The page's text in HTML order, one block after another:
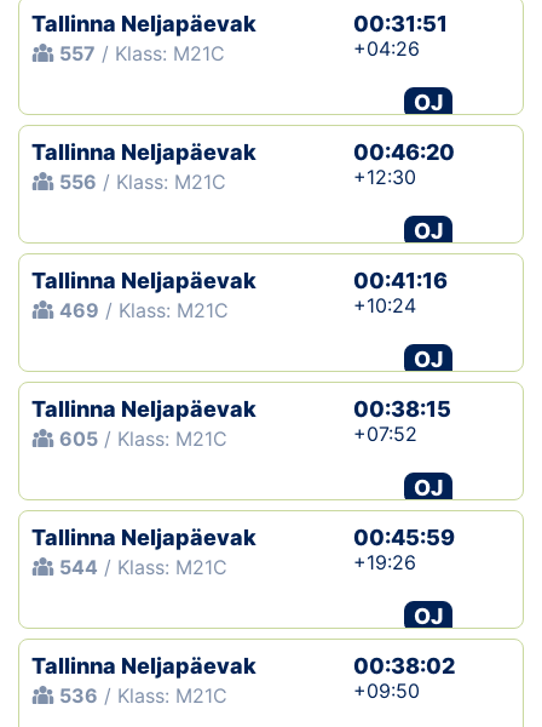
Tallinna Neljapäevak
557 / Klass: M21C
00:31:51
+04:26
OJ
Tallinna Neljapäevak
556 / Klass: M21C
00:46:20
+12:30
OJ
Tallinna Neljapäevak
469 / Klass: M21C
00:41:16
+10:24
OJ
Tallinna Neljapäevak
605 / Klass: M21C
00:38:15
+07:52
OJ
Tallinna Neljapäevak
544 / Klass: M21C
00:45:59
+19:26
OJ
Tallinna Neljapäevak
536 / Klass: M21C
00:38:02
+09:50